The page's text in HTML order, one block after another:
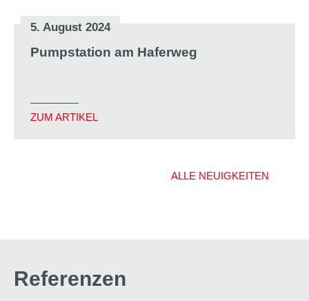
5. August 2024
Pumpstation am Haferweg
ZUM ARTIKEL
ALLE NEUIGKEITEN
Referenzen